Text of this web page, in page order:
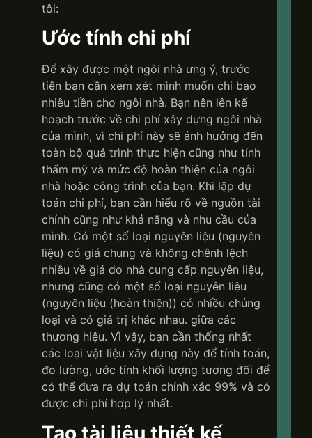
tôi:
Ước tính chi phí
Để xây được một ngôi nhà ưng ý, trước
tiên bạn cần xem xét mình muốn chi bao
nhiêu tiền cho ngôi nhà. Bạn nên lên kế
hoạch trước về chi phí xây dựng ngôi nhà
của mình, vì chi phí này sẽ ảnh hưởng đến
toàn bộ quá trình thực hiện cũng như tính
thẩm mỹ và mức độ hoàn thiện của ngôi
nhà hoặc công trình của bạn. Khi lập dự
toán chi phí, bạn cần hiểu rõ về nguồn tài
chính cũng như khả năng và nhu cầu của
mình. Có một số loại nguyên liệu (nguyên
liệu) có giá chung và không chênh lệch
nhiều về giá do nhà cung cấp nguyên liệu,
nhưng cũng có một số loại nguyên liệu
(nguyên liệu (hoàn thiện)) có nhiều chủng
loại và có giá trị khác nhau. giữa các
thương hiệu. Vì vậy, bạn cần thống nhất
các loại vật liệu xây dựng này để tính toán,
đo lường, ước tính khối lượng tương đối để
có thể đưa ra dự toán chính xác 99% và có
được chi phí hợp lý nhất.
Tạo tài liệu thiết kế